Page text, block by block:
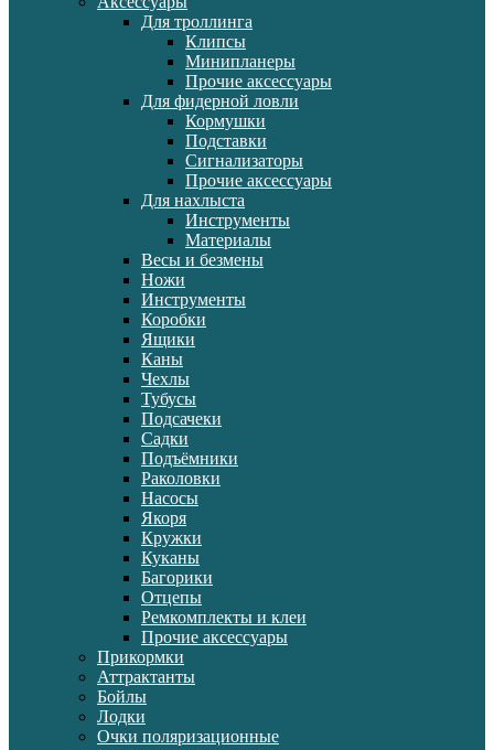
Для троллинга
Клипсы
Минипланеры
Прочие аксессуары
Для фидерной ловли
Кормушки
Подставки
Сигнализаторы
Прочие аксессуары
Для нахлыста
Инструменты
Материалы
Весы и безмены
Ножи
Инструменты
Коробки
Ящики
Каны
Чехлы
Тубусы
Подсачеки
Садки
Подъёмники
Раколовки
Насосы
Якоря
Кружки
Куканы
Багорики
Отцепы
Ремкомплекты и клеи
Прочие аксессуары
Прикормки
Аттрактанты
Бойлы
Лодки
Очки поляризационные